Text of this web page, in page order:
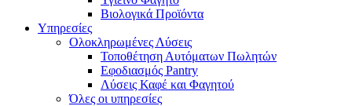
Βιολογικά Προϊόντα
Υπηρεσίες
Ολοκληρωμένες Λύσεις
Τοποθέτηση Αυτόματων Πωλητών
Εφοδιασμός Pantry
Λύσεις Καφέ και Φαγητού
Όλες οι υπηρεσίες